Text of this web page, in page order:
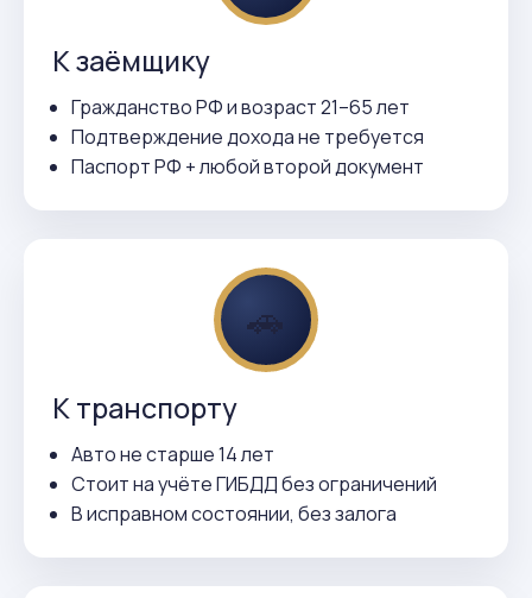
К заёмщику
Гражданство РФ и возраст 21–65 лет
Подтверждение дохода не требуется
Паспорт РФ + любой второй документ
🚗
К транспорту
Авто не старше 14 лет
Стоит на учёте ГИБДД без ограничений
В исправном состоянии, без залога